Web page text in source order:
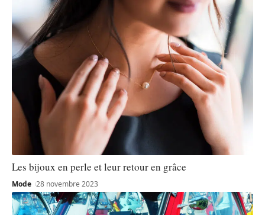
Les bijoux en perle et leur retour en grâce
Mode 28 novembre 2023